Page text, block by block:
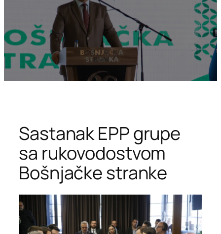
Sastanak EPP grupe
sa rukovodostvom
Bošnjačke stranke